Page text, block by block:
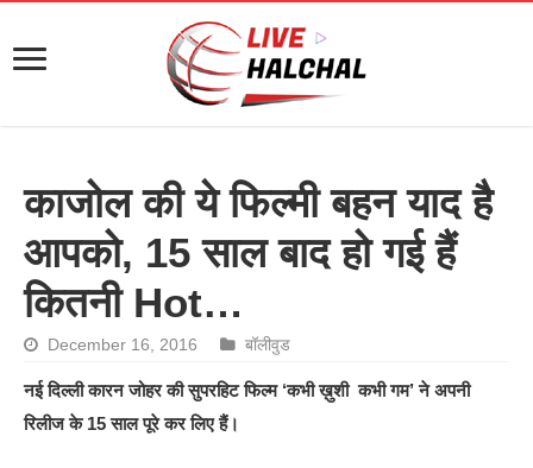
काजोल की ये फिल्मी बहन याद है
आपको, 15 साल बाद हो गई हैं
कितनी Hot…
December 16, 2016 बॉलीवुड
नई दिल्ली कारन जोहर की सुपरहिट फिल्म ‘कभी ख़ुशी कभी गम’ ने अपनी
रिलीज के 15 साल पूरे कर लिए हैं।